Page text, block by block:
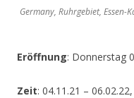
Germany, Ruhrgebiet, Essen-
Eröffnung: Donnerstag
Zeit: 04.11.21 –